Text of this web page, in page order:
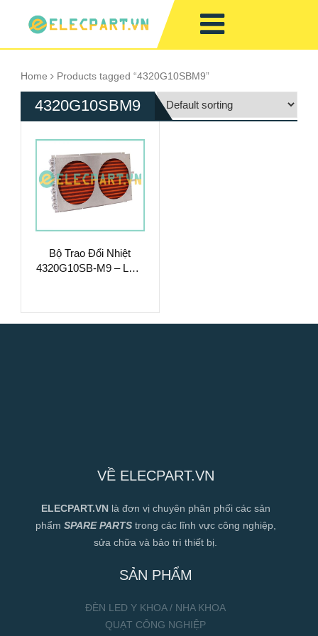
Home Products tagged “4320G10SBM9”
4320G10SBM9
Bộ Trao Đổi Nhiệt
4320G10SB-M9 – Làm
VỀ ELECPART.VN
ELECPART.VN là đơn vị chuyên phân phối các sản
phẩm SPARE PARTStrong các lĩnh vực công nghiệp,
sửa chữa và bảo trì thiết bị.
SẢN PHẨM
ĐÈN LED Y KHOA / NHA KHOA
QUẠT CÔNG NGHIỆP